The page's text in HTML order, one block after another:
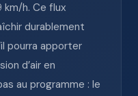
km/h. Ce flux
durablement
pourra apporter
d’air en
au programme : le